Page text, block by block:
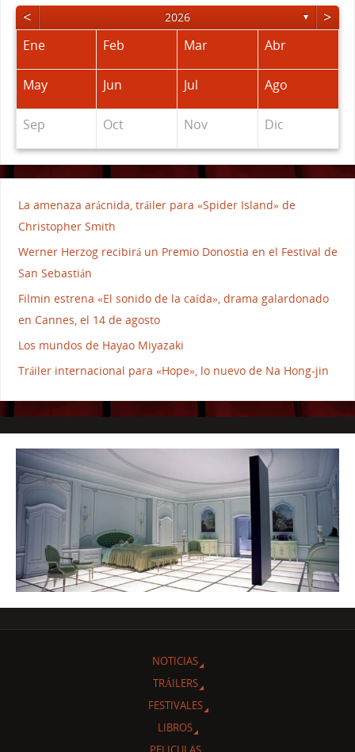
< 2026 ▼ >
Ene Feb Mar Abr
May Jun Jul Ago
Sep Oct Nov Dic
La amenaza arácnida, tráiler para «Spider Island» de
Christopher Smith
Werner Herzog recibirá un Premio Donostia en el Festival de
San Sebastián
Filmin estrena «El sonido de la caída», drama galardonado
en Cannes, el 14 de agosto
Los mundos de Hayao Miyazaki
Tráiler internacional para «Hope», lo nuevo de Na Hong-jin
NOTICIAS
TRÁILERS
FESTIVALES
LIBROS